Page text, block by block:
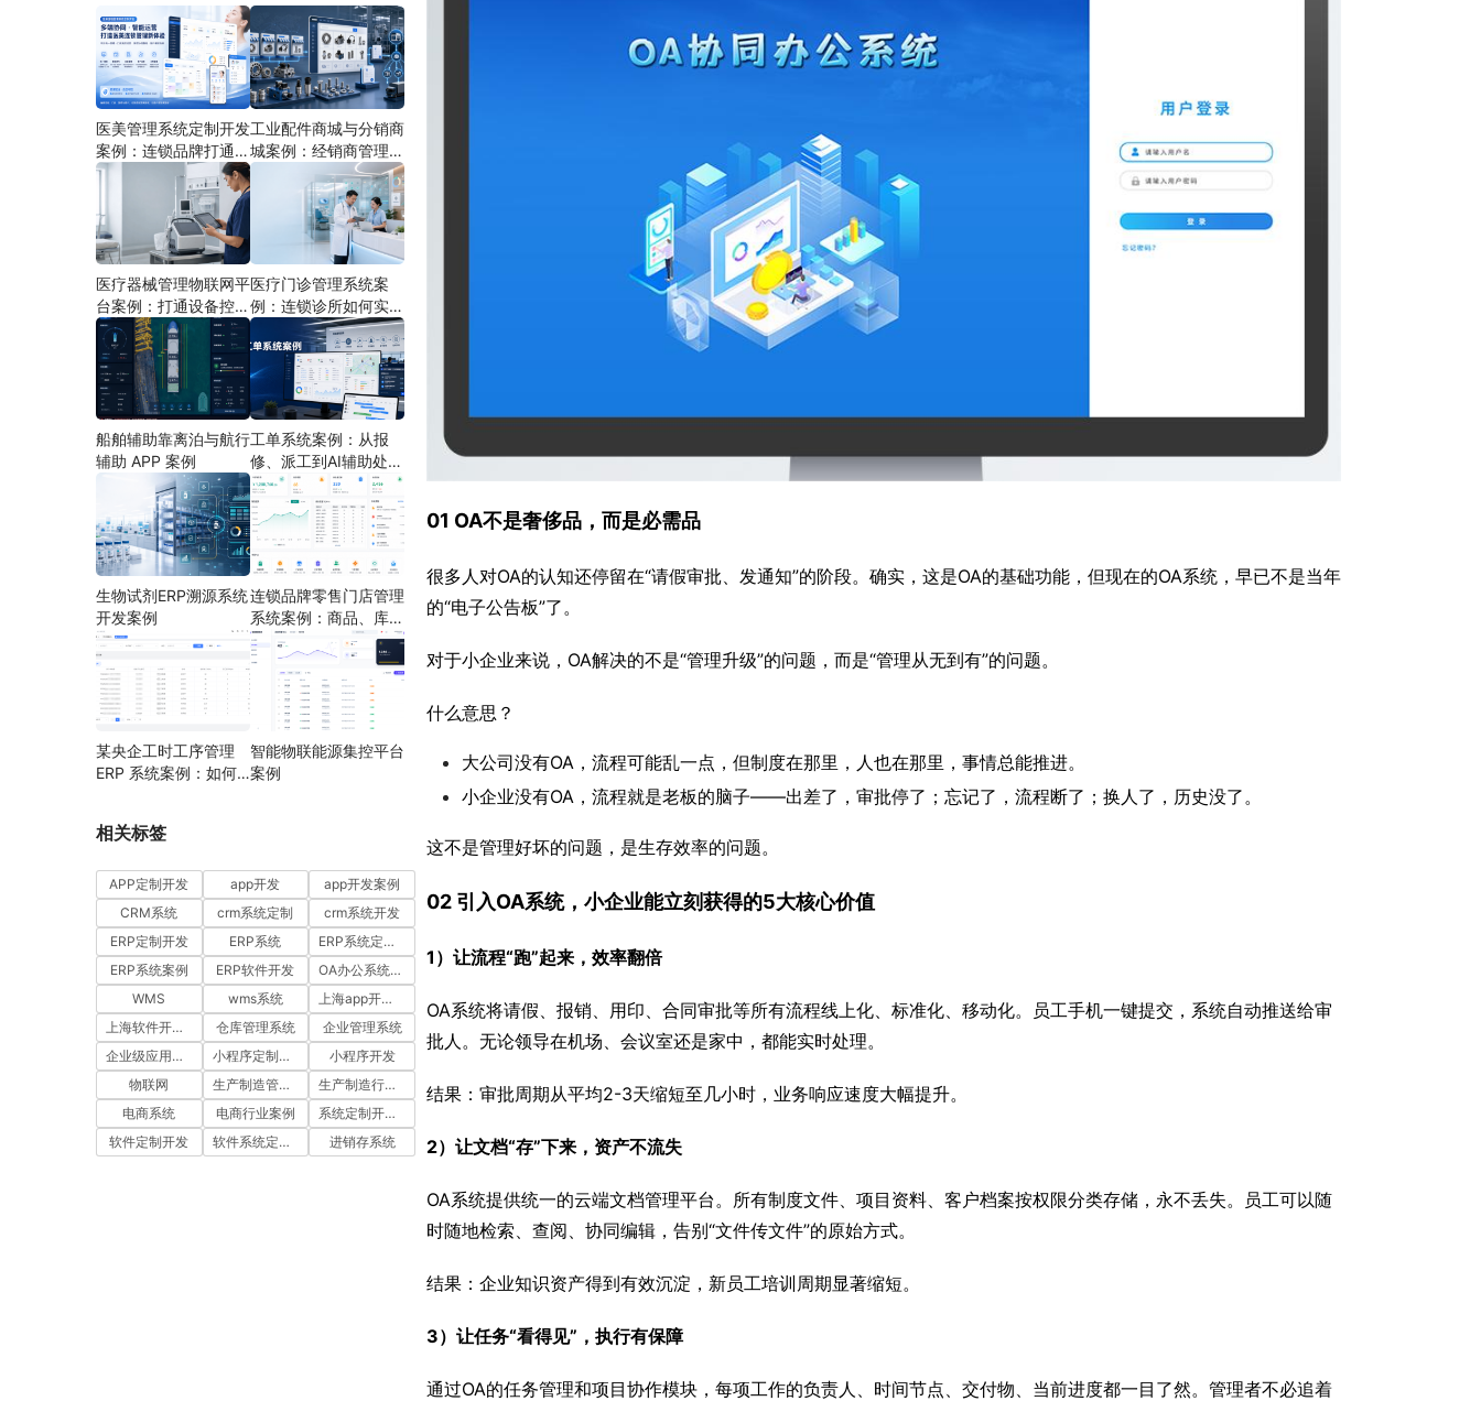
01 OA不是奢侈品，而是必需品
很多人对OA的认知还停留在“请假审批、发通知”的阶段。确实，这是OA的基础功能，但现在的OA系统，早已不是当年
的“电子公告板”了。
对于小企业来说，OA解决的不是“管理升级”的问题，而是“管理从无到有”的问题。
什么意思？
大公司没有OA，流程可能乱一点，但制度在那里，人也在那里，事情总能推进。
小企业没有OA，流程就是老板的脑子——出差了，审批停了；忘记了，流程断了；换人了，历史没了。
这不是管理好坏的问题，是生存效率的问题。
02 引入OA系统，小企业能立刻获得的5大核心价值
1）让流程“跑”起来，效率翻倍
OA系统将请假、报销、用印、合同审批等所有流程线上化、标准化、移动化。员工手机一键提交，系统自动推送给审
批人。无论领导在机场、会议室还是家中，都能实时处理。
结果：审批周期从平均2-3天缩短至几小时，业务响应速度大幅提升。
2）让文档“存”下来，资产不流失
OA系统提供统一的云端文档管理平台。所有制度文件、项目资料、客户档案按权限分类存储，永不丢失。员工可以随
时随地检索、查阅、协同编辑，告别“文件传文件”的原始方式。
结果：企业知识资产得到有效沉淀，新员工培训周期显著缩短。
3）让任务“看得见”，执行有保障
通过OA的任务管理和项目协作模块，每项工作的负责人、时间节点、交付物、当前进度都一目了然。管理者不必追着
医美管理系统定制开发
案例：连锁品牌打通多
端协同
工业配件商城与分销商
城案例：经销商管理系
统如何分期建设
医疗器械管理物联网平
台案例：打通设备控
制、状态采集与远程运
维
医疗门诊管理系统案
例：连锁诊所如何实现
多门店协同运营
船舶辅助靠离泊与航行
辅助 APP 案例
工单系统案例：从报
修、派工到AI辅助处理
的定制开发方案
生物试剂ERP溯源系统
开发案例
连锁品牌零售门店管理
系统案例：商品、库
存、会员和门店运营如
何打通
某央企工时工序管理
ERP 系统案例：如何
智能物联能源集控平台
案例
相关标签
APP定制开发 app开发
app开发案例
CRM系统
crm系统定制
crm系统开发
ERP定制开发
ERP系统
ERP系统定制多少钱一套
ERP系统案例
ERP软件开发
OA办公系统开发
WMS
wms系统
上海app开发公司
上海软件开发公司
仓库管理系统
企业管理系统
企业级应用开发服务案例
小程序定制开发
小程序开发
物联网
生产制造管理系统
生产制造行业案例
电商系统
电商行业案例
系统定制开发案例
软件定制开发
软件系统定制开发 进销存系统